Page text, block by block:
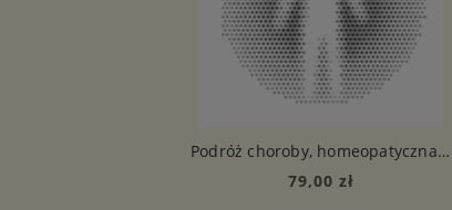
Podróż choroby, homeopatyczna koncepcja uzdrawiania i tłumienia
79,00 zł